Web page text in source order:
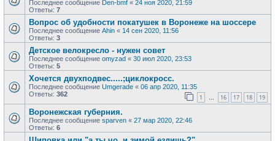
Последнее сообщение Den-bmf « 24 ноя 2020, 21:59
Ответы: 7
Вопрос об удобности покатушек в Воронеже на шоссере
Последнее сообщение Ahin « 14 сен 2020, 11:56
Ответы: 3
Детское велокресло - нужен совет
Последнее сообщение omyzad « 30 июл 2020, 23:53
Ответы: 5
Хочется двухподвес.....;циклокросс.
Последнее сообщение Umgerade « 06 апр 2020, 11:35
Ответы: 362 1 … 16 17 18 19
Воронежская губерния.
Последнее сообщение sparven « 27 мар 2020, 22:46
Ответы: 6